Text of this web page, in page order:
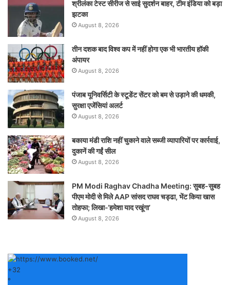
श्रीलंका टेस्ट सीरीज से साई सुदर्शन बाहर, टीम इंडिया को बड़ा
झटका
August 8, 2026
तीन दशक बाद विश्व कप में नहीं होगा एक भी भारतीय हॉकी
अंपायर
August 8, 2026
पंजाब यूनिवर्सिटी के स्टूडेंट सेंटर को बम से उड़ाने की धमकी,
सुरक्षा एजेंसियां अलर्ट
August 8, 2026
बकाया मंडी राशि नहीं चुकाने वाले सब्जी व्यापारियों पर कार्रवाई,
दुकानें की गईं सील
August 8, 2026
PM Modi Raghav Chadha Meeting: सुबह-सुबह
पीएम मोदी से मिले AAP सांसद राघव चड्ढा, भेंट किया खास
तोहफा; लिखा-‘हमेशा याद रखूंगा’
August 8, 2026
+32
°